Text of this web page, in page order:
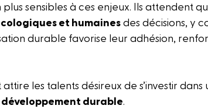
sensibles à ces enjeux. Ils attendent
et humainesdes décisions, y
durable favorise leur adhésion,
les talents désireux de s’investir
développement durable.